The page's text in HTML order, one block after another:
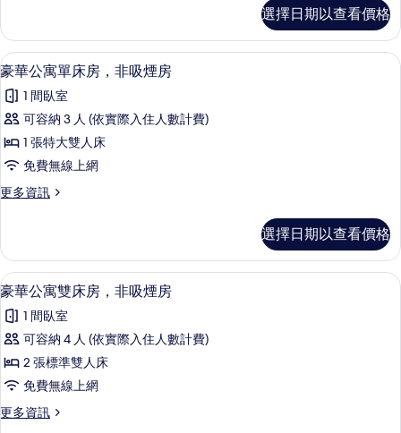
片
相
片
情
1
張
標
準
雙
人
床
的
相
片
單
人
房,
張
標
雙
人
的
選擇日期以查看價格
顯
示
豪
華
公
寓
單
房，
非
吸
煙
房
的
所
有
豪華公寓單床房，非吸煙房 | 客房內
13
豪華公寓單床房，非吸煙房
1 間臥室
可容納 3 人 (依實際入住人數計費)
1 張特大雙人床
免費無線上網
更多資訊
更
公
寓
單
房，
非
煙
房
詳
選擇日期以查看價格
顯
示
豪
華
公
寓
雙
豪華公寓雙床房，非吸煙房 | 客房內
12
豪華公寓雙床房，非吸煙房
1 間臥室
可容納 4 人 (依實際入住人數計費)
2 張標準雙人床
免費無線上網
更多資訊
更